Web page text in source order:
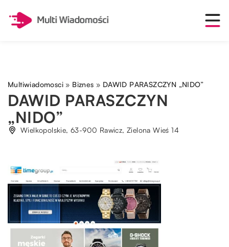
Multiwiadomosci » Biznes » DAWID PARASZCZYN „NIDO”
DAWID PARASZCZYN
„NIDO”
Wielkopolskie, 63-900 Rawicz, Zielona Wieś 14